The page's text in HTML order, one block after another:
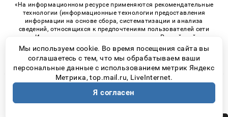
«На информационном ресурсе применяются рекомендательные
технологии (информационные технологии предоставления
информации на основе сбора, систематизации и анализа
сведений, относящихся к предпочтениям пользователей сети
«Интернет», находящихся на территории Российской
Федерации)». Правила применения рекомендательных
технологий в виджетах рекламно-обменной сети«СМИ2» (PDF)
© 2026 «ProGorodSamara» | Все права защищены
Мы используем cookie. Во время посещения сайта вы
соглашаетесь с тем, что мы обрабатываем ваши
персональные данные с использованием метрик Яндекс
Метрика, top.mail.ru, LiveInternet.
Я согласен